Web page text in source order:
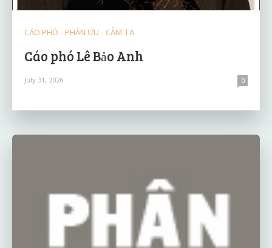
CÁO PHÓ - PHÂN ƯU - CẢM TẠ
Cáo phó Lê Bảo Anh
July 31, 2026 0